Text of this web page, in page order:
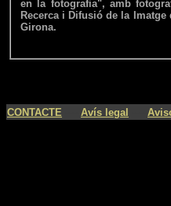
en la fotografia", amb
Recerca i Difusió de la
Girona.
CONTACTE Avís legal